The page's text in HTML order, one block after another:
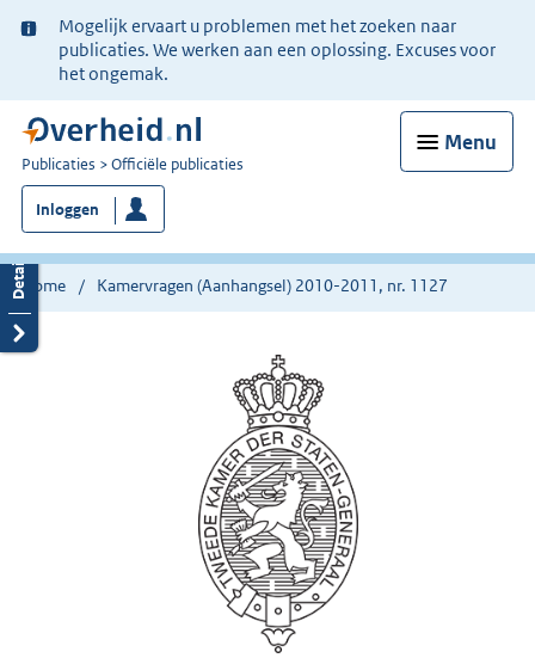
Ter
informatie:
Mogelijk ervaart u problemen met het zoeken naar
publicaties. We werken aan een oplossing. Excuses voor
het ongemak.
Menu
U
bent
nu
hier:
Publicaties Officiële publicaties
Inloggen
Home Kamervragen (Aanhangsel) 2010-2011, nr. 1127